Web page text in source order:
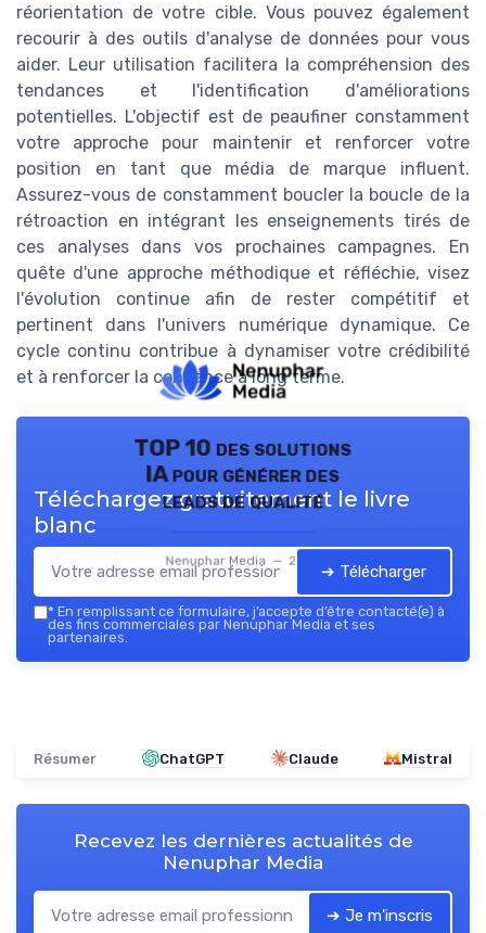
réorientation de votre cible. Vous pouvez également
recourir à des outils d'analyse de données pour vous
aider. Leur utilisation facilitera la compréhension des
tendances et l'identification d'améliorations
potentielles. L'objectif est de peaufiner constamment
votre approche pour maintenir et renforcer votre
position en tant que média de marque influent.
Assurez-vous de constamment boucler la boucle de la
rétroaction en intégrant les enseignements tirés de
ces analyses dans vos prochaines campagnes. En
quête d'une approche méthodique et réfléchie, visez
l'évolution continue afin de rester compétitif et
pertinent dans l'univers numérique dynamique. Ce
cycle continu contribue à dynamiser votre crédibilité
et à renforcer la confiance à long terme.
TOP 10 des solutions
IA pour générer des
leads de qualité
Nenuphar Media — 2026
Téléchargez gratuitement le livre
blanc
➔ Télécharger
* En remplissant ce formulaire, j’accepte d’être contacté(e) à
des fins commerciales par Nenuphar Media et ses
partenaires.
Résumer ChatGPT Claude Mistral
Recevez les dernières actualités de
Nenuphar Media
➔ Je m'inscris